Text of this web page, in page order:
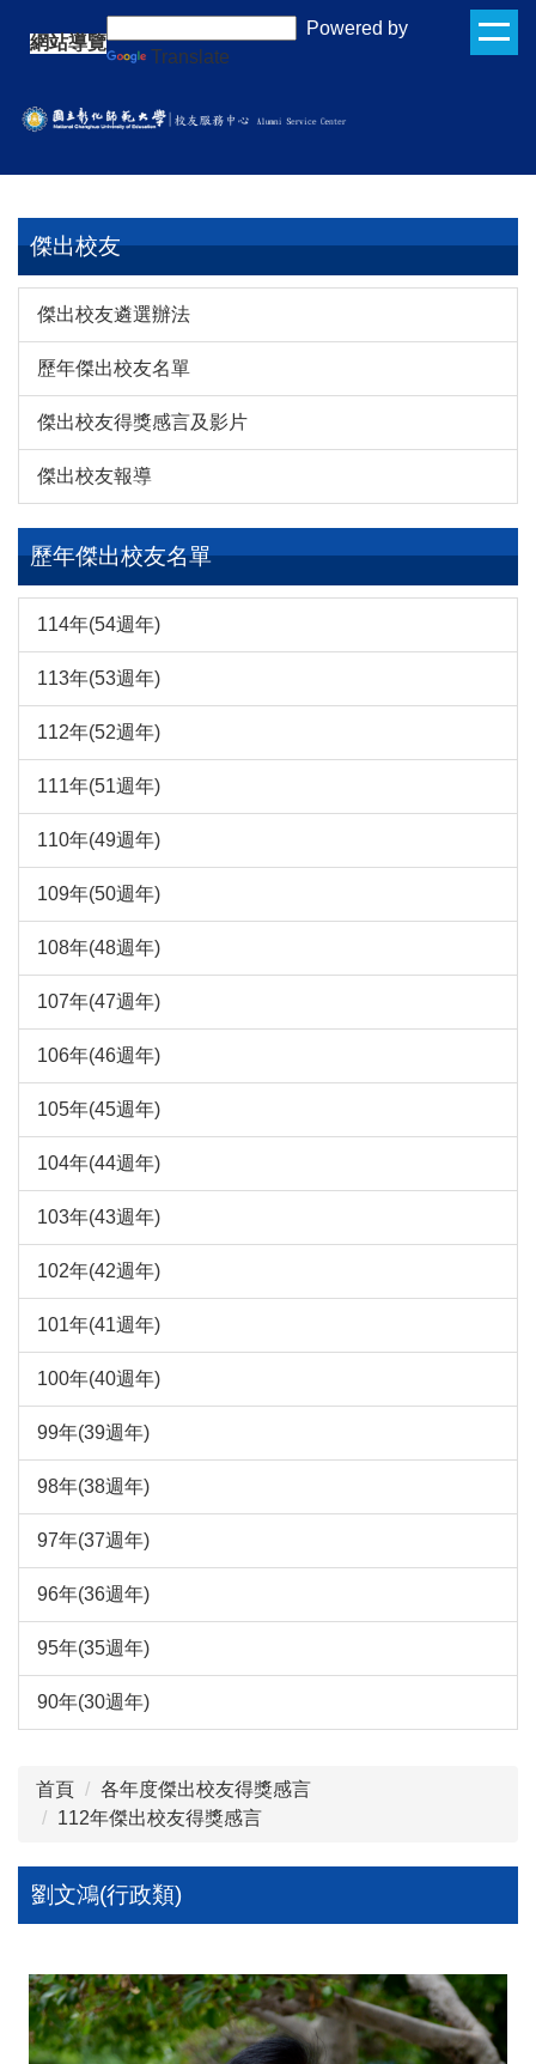
要
內
網站導覽
Powered by
Translate
傑出校友
傑出校友遴選辦法
歷年傑出校友名單
傑出校友得獎感言及影片
傑出校友報導
歷年傑出校友名單
114年(54週年)
113年(53週年)
112年(52週年)
111年(51週年)
110年(49週年)
109年(50週年)
108年(48週年)
107年(47週年)
106年(46週年)
105年(45週年)
104年(44週年)
103年(43週年)
102年(42週年)
101年(41週年)
100年(40週年)
99年(39週年)
98年(38週年)
97年(37週年)
96年(36週年)
95年(35週年)
90年(30週年)
首頁
各年度傑出校友得獎感言
112年傑出校友得獎感言
劉文鴻(行政類)